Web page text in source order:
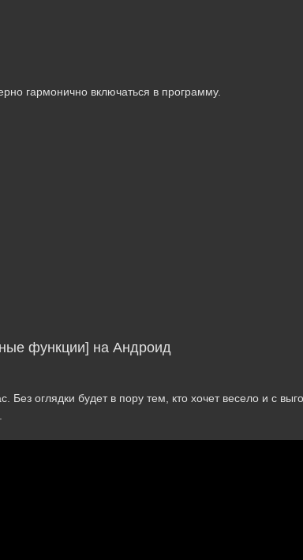
гармонично включаться в программу.
функции] на Андроид
оглядки будет в пору тем, кто хочет весело и с